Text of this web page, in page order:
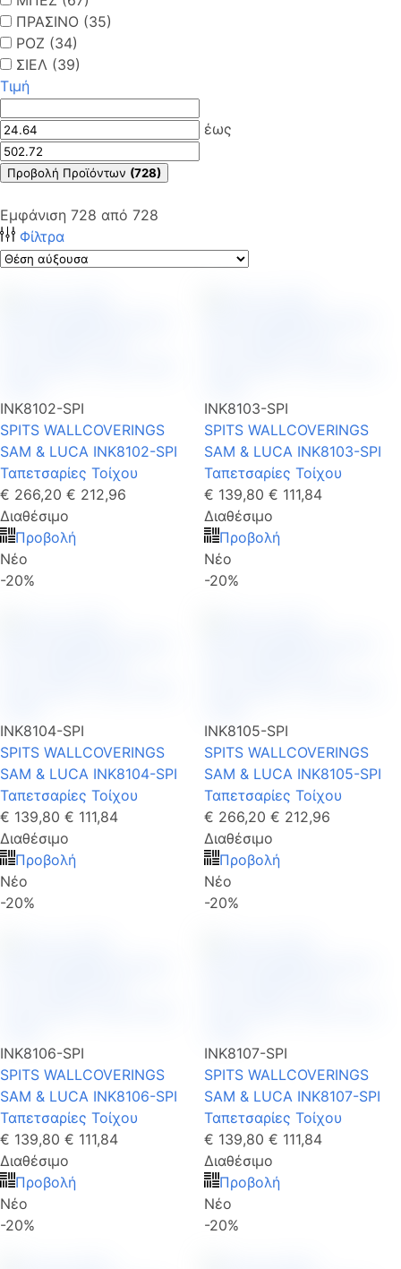
ΠΡΑΣΙΝΟ (35)
ΡΟΖ (34)
ΣΙΕΛ (39)
Τιμή
έως
Προβολή Προϊόντων (728)
Εμφάνιση 728 από 728
Φίλτρα
INK8102-SPI
SPITS WALLCOVERINGS
SAM & LUCA INK8102-SPI
Ταπετσαρίες Τοίχου
€ 266,20 € 212,96
Διαθέσιμο
Προβολή
Νέο
-20%
INK8103-SPI
SPITS WALLCOVERINGS
SAM & LUCA INK8103-SPI
Ταπετσαρίες Τοίχου
€ 139,80 € 111,84
Διαθέσιμο
Προβολή
Νέο
-20%
INK8104-SPI
SPITS WALLCOVERINGS
SAM & LUCA INK8104-SPI
Ταπετσαρίες Τοίχου
€ 139,80 € 111,84
Διαθέσιμο
Προβολή
Νέο
-20%
INK8105-SPI
SPITS WALLCOVERINGS
SAM & LUCA INK8105-SPI
Ταπετσαρίες Τοίχου
€ 266,20 € 212,96
Διαθέσιμο
Προβολή
Νέο
-20%
INK8106-SPI
SPITS WALLCOVERINGS
SAM & LUCA INK8106-SPI
Ταπετσαρίες Τοίχου
€ 139,80 € 111,84
Διαθέσιμο
Προβολή
Νέο
-20%
INK8107-SPI
SPITS WALLCOVERINGS
SAM & LUCA INK8107-SPI
Ταπετσαρίες Τοίχου
€ 139,80 € 111,84
Διαθέσιμο
Προβολή
Νέο
-20%